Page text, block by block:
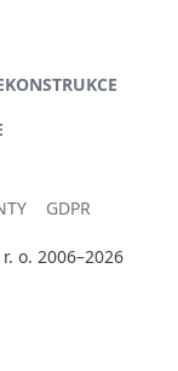
GDPR
o. 2006–2026